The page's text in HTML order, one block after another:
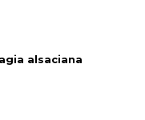
alsaciana